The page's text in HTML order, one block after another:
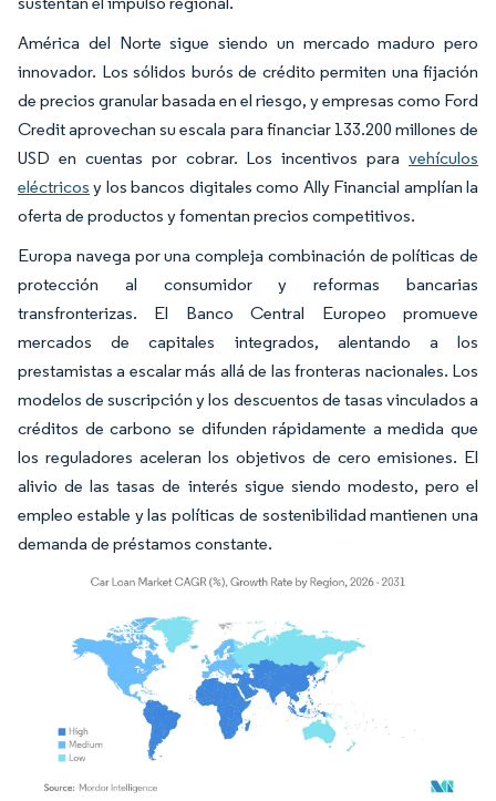
América del Norte sigue siendo un mercado maduro pero
innovador. Los sólidos burós de crédito permiten una fijación
de precios granular basada en el riesgo, y empresas como Ford
Credit aprovechan su escala para financiar 133.200 millones de
USD en cuentas por cobrar. Los incentivos para vehículos
eléctricos y los bancos digitales como Ally Financial amplían la
oferta de productos y fomentan precios competitivos.
Europa navega por una compleja combinación de políticas de
protección al consumidor y reformas bancarias
transfronterizas. El Banco Central Europeo promueve
mercados de capitales integrados, alentando a los
prestamistas a escalar más allá de las fronteras nacionales. Los
modelos de suscripción y los descuentos de tasas vinculados a
créditos de carbono se difunden rápidamente a medida que
los reguladores aceleran los objetivos de cero emisiones. El
alivio de las tasas de interés sigue siendo modesto, pero el
empleo estable y las políticas de sostenibilidad mantienen una
demanda de préstamos constante.